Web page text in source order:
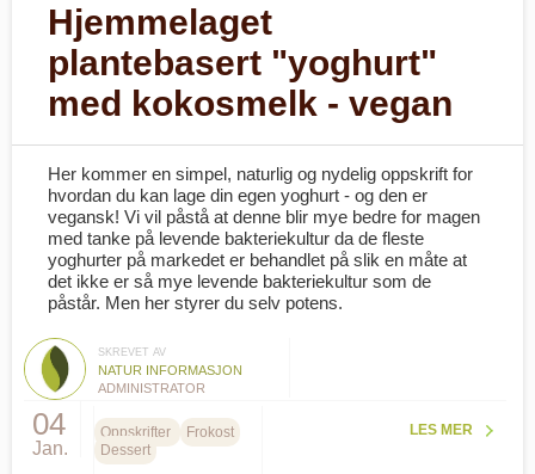
Hjemmelaget
plantebasert "yoghurt"
med kokosmelk - vegan
Her kommer en simpel, naturlig og nydelig oppskrift for
hvordan du kan lage din egen yoghurt - og den er
vegansk! Vi vil påstå at denne blir mye bedre for magen
med tanke på levende bakteriekultur da de fleste
yoghurter på markedet er behandlet på slik en måte at
det ikke er så mye levende bakteriekultur som de
påstår. Men her styrer du selv potens.
SKREVET AV
NATUR INFORMASJON
ADMINISTRATOR
04
Jan.
Oppskrifter
Frokost
Dessert
LES MER